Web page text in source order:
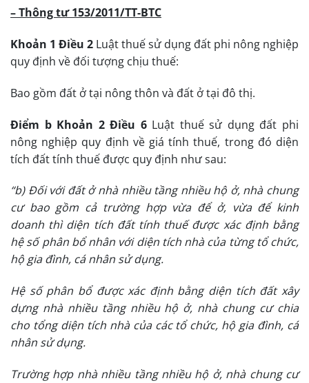
– Thông tư 153/2011/TT-BTC
Khoản 1 Điều 2 Luật thuế sử dụng đất phi nông nghiệp
quy định về đối tượng chịu thuế:
Bao gồm đất ở tại nông thôn và đất ở tại đô thị.
Điểm b Khoản 2 Điều 6Luật thuế sử dụng đất phi
nông nghiệp quy định về giá tính thuế, trong đó diện
tích đất tính thuế được quy định như sau:
“b) Đối với đất ở nhà nhiều tầng nhiều hộ ở, nhà chung
cư bao gồm cả trường hợp vừa để ở, vừa để kinh
doanh thì diện tích đất tính thuế được xác định bằng
hệ số phân bổ nhân với diện tích nhà của từng tổ chức,
hộ gia đình, cá nhân sử dụng.
Hệ số phân bổ được xác định bằng diện tích đất xây
dựng nhà nhiều tầng nhiều hộ ở, nhà chung cư chia
cho tổng diện tích nhà của các tổ chức, hộ gia đình, cá
nhân sử dụng.
Trường hợp nhà nhiều tầng nhiều hộ ở, nhà chung cư